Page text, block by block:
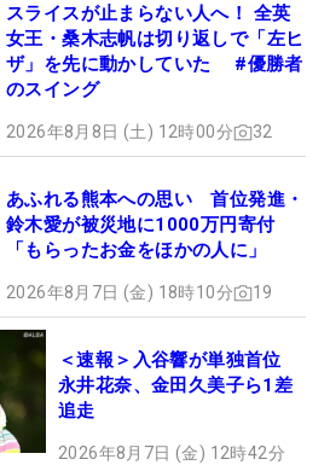
スライスが止まらない人へ！ 全英
女王・桑木志帆は切り返しで「左ヒ
ザ」を先に動かしていた #優勝者
のスイング
2026年8月8日 (土) 12時00分 32
あふれる熊本への思い 首位発進・
鈴木愛が被災地に1000万円寄付
「もらったお金をほかの人に」
2026年8月7日 (金) 18時10分 19
＜速報＞入谷響が単独首位
永井花奈、金田久美子ら1差
追走
2026年8月7日 (金) 12時42分